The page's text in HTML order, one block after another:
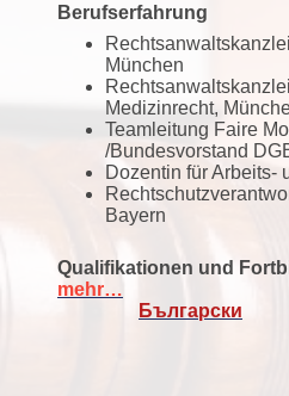
Berufserfahrung
München
Medizinrecht,
Teamleitung Faire
/Bundesvorstand
Dozentin für Arbeits-
Bayern
Qualifikationen und
mehr…
Български